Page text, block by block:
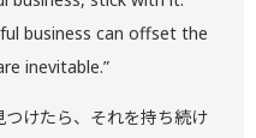
business can offset the
inevitable.”
つけたら、それを持ち続け